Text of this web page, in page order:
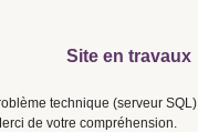
Site en travaux
technique (serveur
de votre compréhension.